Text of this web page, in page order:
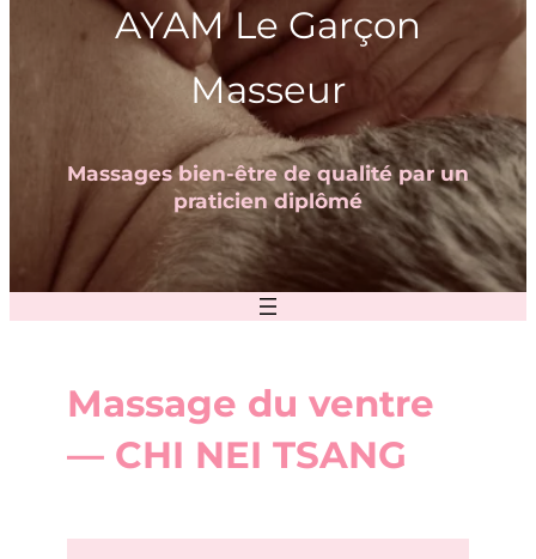
AYAM Le Garçon
Masseur
Massages bien-être de qualité par un
praticien diplômé
Massage du ventre
— CHI NEI TSANG